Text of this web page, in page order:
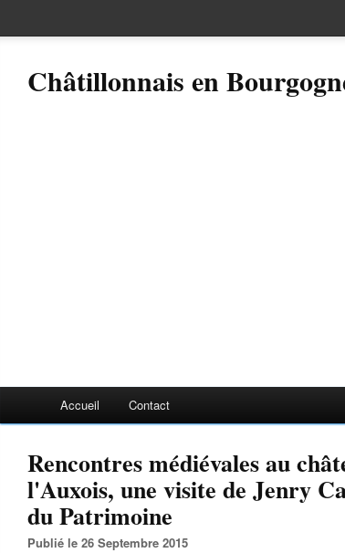
Châtillonnais en
Accueil Contact
Rencontres médiévales au
l'Auxois, une visite de Jenry
du Patrimoine
Publié le 26 Septembre 2015